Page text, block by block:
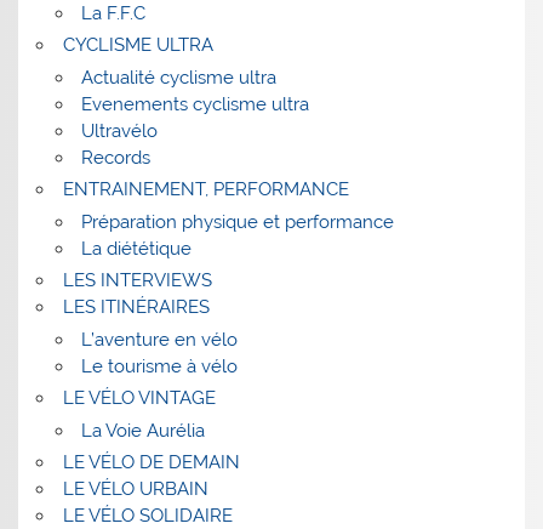
La F.F.C
CYCLISME ULTRA
Actualité cyclisme ultra
Evenements cyclisme ultra
Ultravélo
Records
ENTRAINEMENT, PERFORMANCE
Préparation physique et performance
La diététique
LES INTERVIEWS
LES ITINÉRAIRES
L’aventure en vélo
Le tourisme à vélo
LE VÉLO VINTAGE
La Voie Aurélia
LE VÉLO DE DEMAIN
LE VÉLO URBAIN
LE VÉLO SOLIDAIRE